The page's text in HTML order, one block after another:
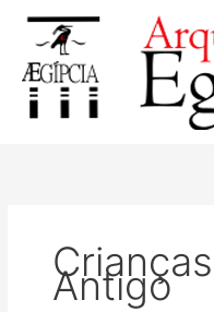
conteúdo
Antigo